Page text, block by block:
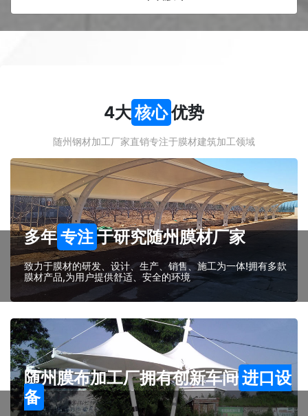
4大核心优势
随州钢材加工厂家直销专注于膜材建筑加工领域
多年专注于研究随州膜材厂家
致力于膜材的研发、设计、生产、销售、施工为一体!拥有多款
膜材产品,为用户提供舒适、安全的环境
随州膜布加工厂拥有创新车间进口设
备